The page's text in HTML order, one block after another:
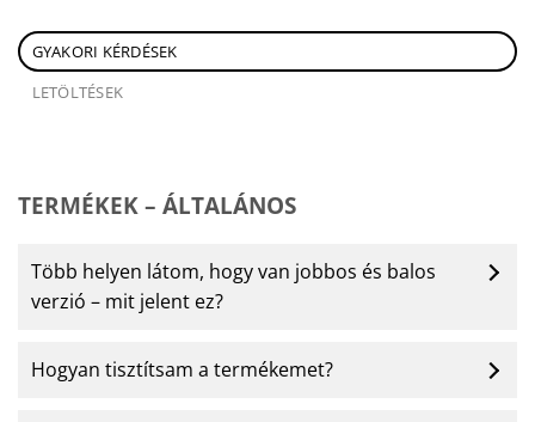
GYAKORI KÉRDÉSEK
LETÖLTÉSEK
TERMÉKEK – ÁLTALÁNOS
Több helyen látom, hogy van jobbos és balos
verzió – mit jelent ez?
Hogyan tisztítsam a termékemet?